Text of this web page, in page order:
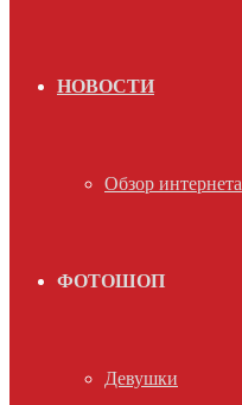
НОВОСТИ
Обзор интернета
ФОТОШОП
Девушки